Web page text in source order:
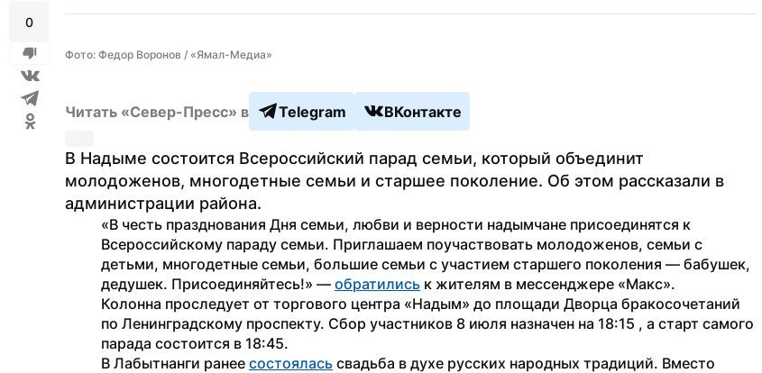
0
Фото: Федор Воронов / «Ямал-Медиа»
Читать «Север-Пресс» в Telegram ВКонтакте
В Надыме состоится Всероссийский парад семьи, который объединит
молодоженов, многодетные семьи и старшее поколение. Об этом рассказали в
администрации района.
«В честь празднования Дня семьи, любви и верности надымчане присоединятся к
Всероссийскому параду семьи. Приглашаем поучаствовать молодоженов, семьи с
детьми, многодетные семьи, большие семьи с участием старшего поколения — бабушек,
дедушек. Присоединяйтесь!» — обратились к жителям в мессенджере «Макс».
Колонна проследует от торгового центра «Надым» до площади Дворца бракосочетаний
по Ленинградскому проспекту. Сбор участников 8 июля назначен на 18:15 , а старт самого
парада состоится в 18:45.
В Лабытнанги ранее состоялась свадьба в духе русских народных традиций. Вместо